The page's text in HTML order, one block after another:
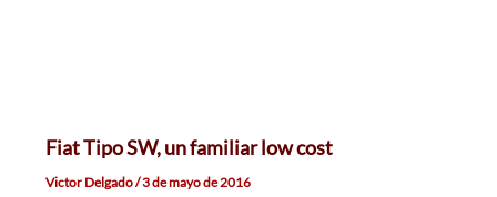
Fiat Tipo SW, un familiar low cost
Victor Delgado/3 de mayo de 2016